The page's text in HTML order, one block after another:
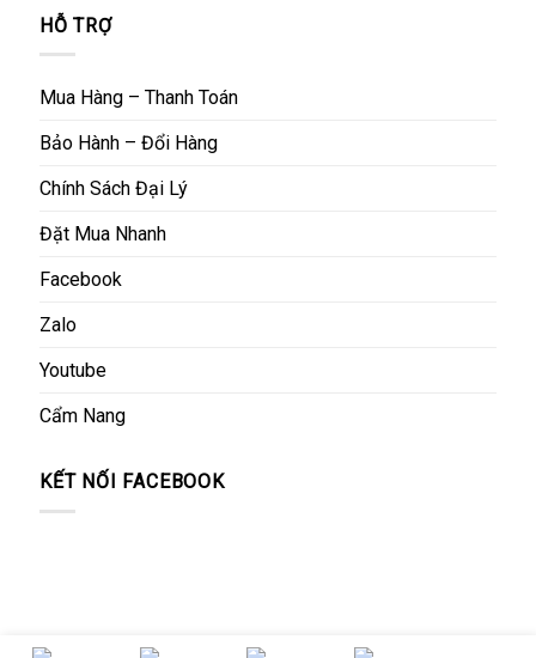
HỖ TRỢ
Mua Hàng – Thanh Toán
Bảo Hành – Đổi Hàng
Chính Sách Đại Lý
Đặt Mua Nhanh
Facebook
Zalo
Youtube
Cẩm Nang
KẾT NỐI FACEBOOK